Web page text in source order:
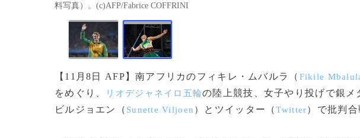
料写真）。(c)AFP/Fabrice COFFRINI
【11月8日 AFP】南アフリカのフィキレ・ムバルラ（ Fikile
をめぐり、
リオデジャネイロ五輪の陸上競技、女子やり投げで銀メ
ビルジョエン（ Sunette Viljoen ）とツイッター（Twitter）で批判合